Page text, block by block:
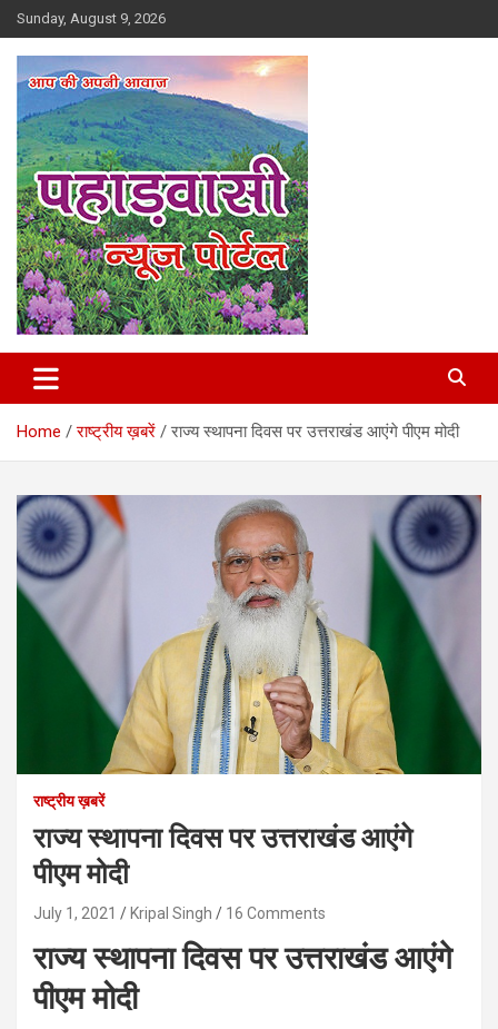
Skip
to
content
Sunday, August 9, 2026
Pahadvasi
Home राष्ट्रीय ख़बरें राज्य स्थापना दिवस पर उत्तराखंड आएंगे पीएम मोदी
राष्ट्रीय ख़बरें
राज्य स्थापना दिवस पर उत्तराखंड आएंगे
पीएम मोदी
July 1, 2021 Kripal Singh 16 Comments
राज्य स्थापना दिवस पर उत्तराखंड आएंगे
पीएम मोदी